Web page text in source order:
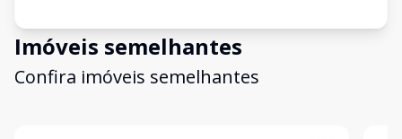
Imóveis semelhantes
Confira imóveis semelhantes